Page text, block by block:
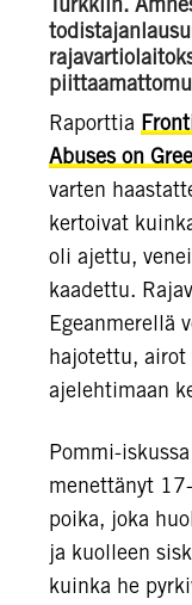
Raporttia
Abuses on
varten
kertoivat
oli ajettu,
kaadettu.
Egeanmerellä
hajotettu,
ajelehtimaan
Pommi-
menettänyt
poika, joka
ja kuolleen
kuinka he